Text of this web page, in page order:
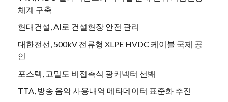
체계 구축
현대건설, AI로 건설현장 안전 관리
대한전선, 500kV 전류형 XLPE HVDC 케이블 국제 공
인
포스텍, 고밀도 비접촉식 광커넥터 선봬
TTA, 방송 음악 사용내역 메타데이터 표준화 추진